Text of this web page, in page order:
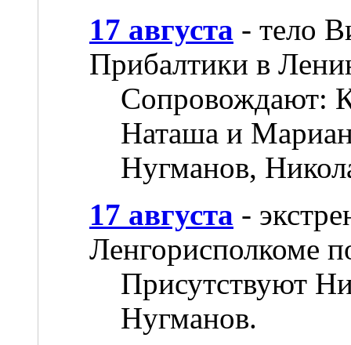
17 августа - тело
Прибалтики в
Сопровождают:
Наташа и
Нугманов,
17 августа -
Ленгорисполкоме
Присутствуют
Нугманов.